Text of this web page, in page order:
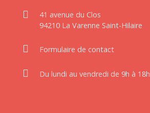
41 avenue du Clos
94210 La Varenne Saint-Hilaire
Formulaire de contact
Du lundi au vendredi de 9h à 18h